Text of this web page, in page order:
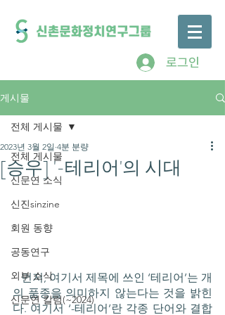
로그인
게시물
전체 게시물
신문연 소식
신진sinzine
회원 동향
공동연구
외부 소식
신문연 칼럼(~2024)
전체 게시물
[승우] '-테리어'의 시대
2023년 3월 2일 4분 분량
   먼저, 여기서 제목에 쓰인 ‘테리어’는 개
의 품종을 의미하지 않는다는 것을 밝힌
다. 여기서 ‘-테리어’란 각종 단어와 결합